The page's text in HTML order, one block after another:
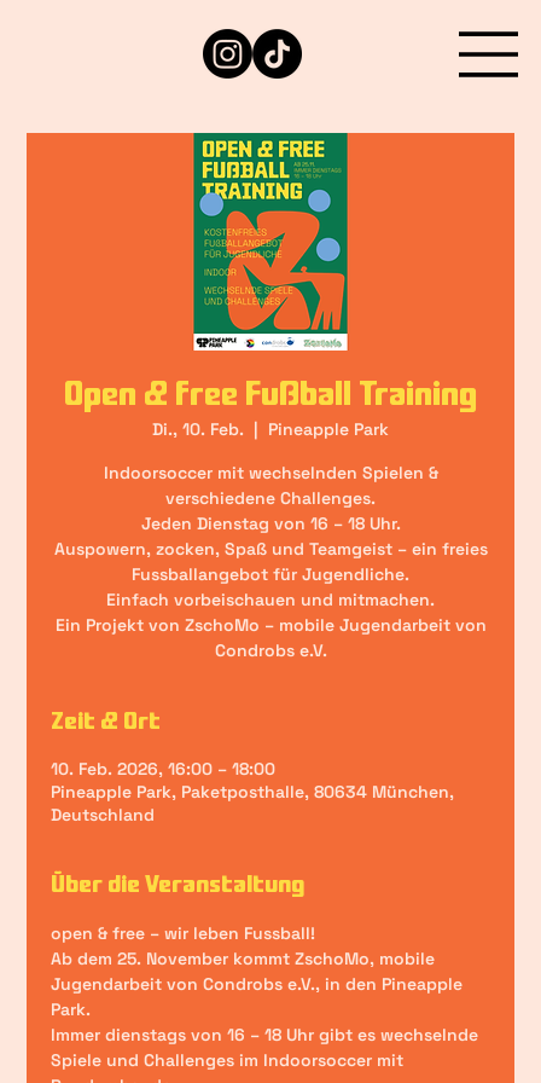
Open & free Fußball Training
Di., 10. Feb.
  |
Pineapple Park
Indoorsoccer mit wechselnden Spielen &
verschiedene Challenges.
Jeden Dienstag von 16 – 18 Uhr.
Auspowern, zocken, Spaß und Teamgeist – ein freies
Fussballangebot für Jugendliche.
Einfach vorbeischauen und mitmachen.
Ein Projekt von ZschoMo – mobile Jugendarbeit von
Condrobs e.V.
Zeit & Ort
10. Feb. 2026, 16:00 – 18:00
Pineapple Park, Paketposthalle, 80634 München,
Deutschland
Über die Veranstaltung
open & free – wir leben Fussball!
Ab dem 25. November kommt ZschoMo, mobile
Jugendarbeit von Condrobs e.V., in den Pineapple
Park.
Immer dienstags von 16 – 18 Uhr gibt es wechselnde
Spiele und Challenges im Indoorsoccer mit